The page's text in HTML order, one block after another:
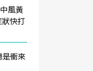
風黃
快打
衝來